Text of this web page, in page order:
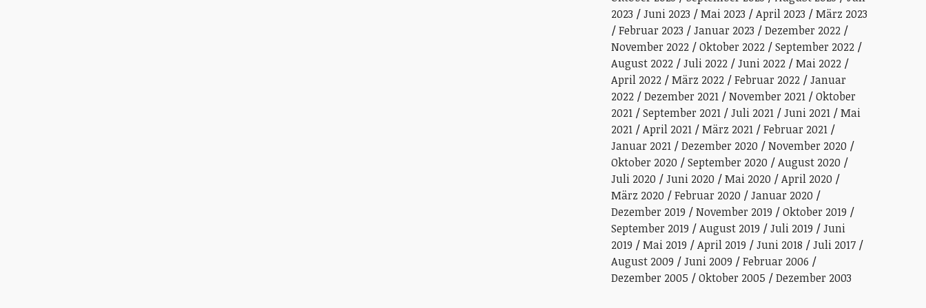
2023
Juni 2023 Mai 2023 April 2023
März 2023
Februar 2023
Januar 2023
Dezember 2022
November 2022
Oktober 2022
September 2022
August 2022
Juli 2022 Juni 2022
Mai 2022
April 2022
März 2022 Februar 2022
Januar
2022
Dezember 2021 November 2021
Oktober
2021
September 2021 Juli 2021 Juni 2021
Mai
2021
April 2021 März 2021
Februar 2021
Januar 2021
Dezember 2020
November 2020
Oktober 2020
September 2020
August 2020
Juli 2020
Juni 2020 Mai 2020
April 2020
März 2020
Februar 2020
Januar 2020
Dezember 2019
November 2019
Oktober 2019
September 2019
August 2019 Juli 2019
Juni
2019
Mai 2019 April 2019 Juni 2018
Juli 2017
August 2009
Juni 2009
Februar 2006
Dezember 2005
Oktober 2005 Dezember 2003